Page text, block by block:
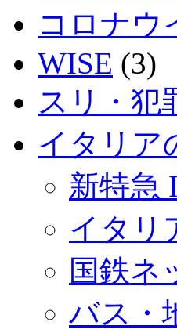
コロナウ
WISE (3)
スリ・犯
イタリア
新特急
イタリ
国鉄ネ
バス・